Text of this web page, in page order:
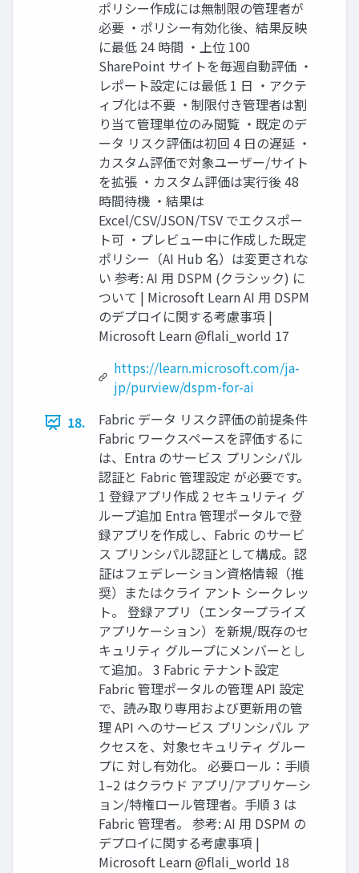
ポリシー作成には無制限の管理者が
必要 ・ポリシー有効化後、結果反映
に最低 24 時間 ・上位 100
SharePoint サイトを毎週自動評価 ・
レポート設定には最低 1 日 ・アクテ
ィブ化は不要 ・制限付き管理者は割
り当て管理単位のみ閲覧 ・既定のデ
ータ リスク評価は初回 4 日の遅延 ・
カスタム評価で対象ユーザー/サイト
を拡張 ・カスタム評価は実行後 48
時間待機 ・結果は
Excel/CSV/JSON/TSV でエクスポー
ト可 ・プレビュー中に作成した既定
ポリシー（AI Hub 名）は変更されな
い 参考: AI 用 DSPM (クラシック) に
ついて | Microsoft Learn AI 用 DSPM
のデプロイに関する考慮事項 |
Microsoft Learn @flali_world 17
https://learn.microsoft.com/ja-
jp/purview/dspm-for-ai
18.
Fabric データ リスク評価の前提条件
Fabric ワークスペースを評価するに
は、Entra のサービス プリンシパル
認証と Fabric 管理設定 が必要です。
1 登録アプリ作成 2 セキュリティ グ
ループ追加 Entra 管理ポータルで登
録アプリを作成し、Fabric のサービ
ス プリンシパル認証として構成。認
証はフェデレーション資格情報（推
奨）またはクライ アント シークレッ
ト。 登録アプリ（エンタープライズ
アプリケーション）を新規/既存のセ
キュリティ グループにメンバーとし
て追加。 3 Fabric テナント設定
Fabric 管理ポータルの管理 API 設定
で、読み取り専用および更新用の管
理 API へのサービス プリンシパル ア
クセスを、対象セキュリティ グルー
プに 対し有効化。 必要ロール：手順
1–2 はクラウド アプリ/アプリケーシ
ョン/特権ロール管理者。手順 3 は
Fabric 管理者。 参考: AI 用 DSPM の
デプロイに関する考慮事項 |
Microsoft Learn @flali_world 18